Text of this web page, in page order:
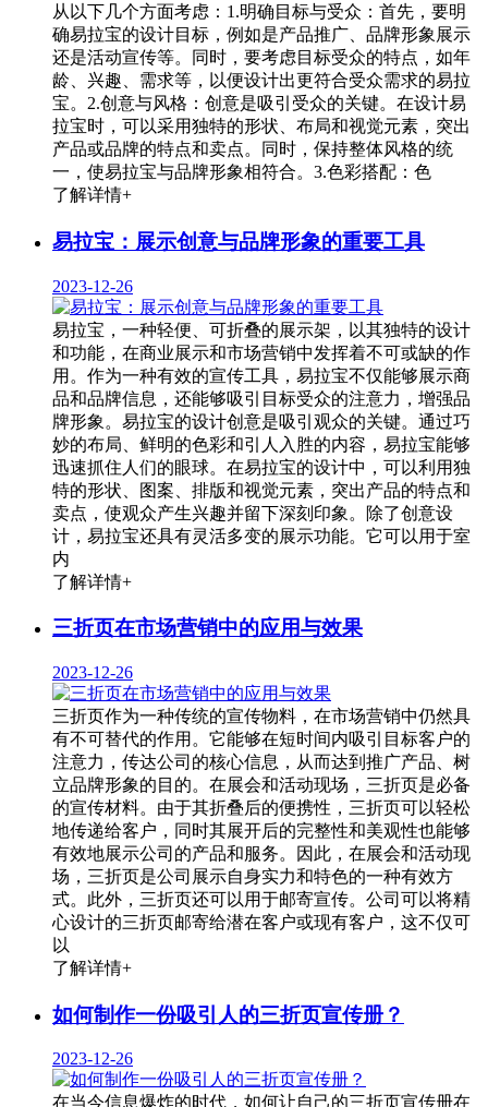
从以下几个方面考虑：1.明确目标与受众：首先，要明
确易拉宝的设计目标，例如是产品推广、品牌形象展示
还是活动宣传等。同时，要考虑目标受众的特点，如年
龄、兴趣、需求等，以便设计出更符合受众需求的易拉
宝。2.创意与风格：创意是吸引受众的关键。在设计易
拉宝时，可以采用独特的形状、布局和视觉元素，突出
产品或品牌的特点和卖点。同时，保持整体风格的统
一，使易拉宝与品牌形象相符合。3.色彩搭配：色
了解详情+
易拉宝：展示创意与品牌形象的重要工具
2023-12-26
易拉宝，一种轻便、可折叠的展示架，以其独特的设计
和功能，在商业展示和市场营销中发挥着不可或缺的作
用。作为一种有效的宣传工具，易拉宝不仅能够展示商
品和品牌信息，还能够吸引目标受众的注意力，增强品
牌形象。易拉宝的设计创意是吸引观众的关键。通过巧
妙的布局、鲜明的色彩和引人入胜的内容，易拉宝能够
迅速抓住人们的眼球。在易拉宝的设计中，可以利用独
特的形状、图案、排版和视觉元素，突出产品的特点和
卖点，使观众产生兴趣并留下深刻印象。除了创意设
计，易拉宝还具有灵活多变的展示功能。它可以用于室
内
了解详情+
三折页在市场营销中的应用与效果
2023-12-26
三折页作为一种传统的宣传物料，在市场营销中仍然具
有不可替代的作用。它能够在短时间内吸引目标客户的
注意力，传达公司的核心信息，从而达到推广产品、树
立品牌形象的目的。在展会和活动现场，三折页是必备
的宣传材料。由于其折叠后的便携性，三折页可以轻松
地传递给客户，同时其展开后的完整性和美观性也能够
有效地展示公司的产品和服务。因此，在展会和活动现
场，三折页是公司展示自身实力和特色的一种有效方
式。此外，三折页还可以用于邮寄宣传。公司可以将精
心设计的三折页邮寄给潜在客户或现有客户，这不仅可
以
了解详情+
如何制作一份吸引人的三折页宣传册？
2023-12-26
在当今信息爆炸的时代，如何让自己的三折页宣传册在